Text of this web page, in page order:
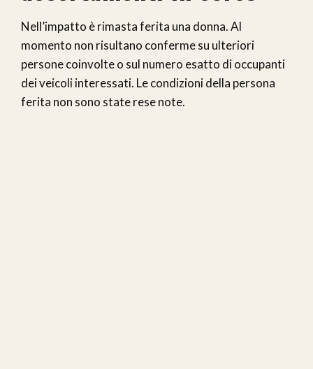
Nell’impatto è rimasta ferita una donna. Al
momento non risultano conferme su ulteriori
persone coinvolte o sul numero esatto di occupanti
dei veicoli interessati. Le condizioni della persona
ferita non sono state rese note.